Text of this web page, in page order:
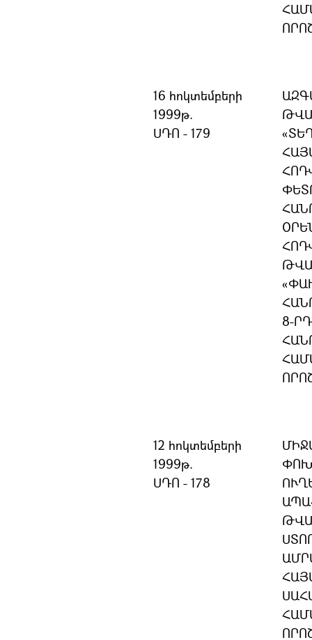
16 հոկտեմբերի
1999թ.
ՍԴՈ - 179
8-
12 հոկտեմբերի
1999թ.
ՍԴՈ - 178